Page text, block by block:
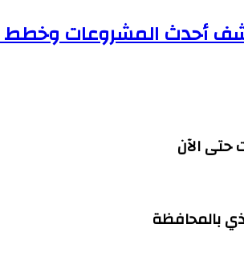
أحدث المشروعات وخطط
حتى الآن
بالمحافظة